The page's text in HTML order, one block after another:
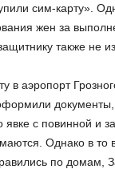
сим-карту».
жен за
также не
в аэропорт
документы,
явке с повинной и
Однако в то
по домам,